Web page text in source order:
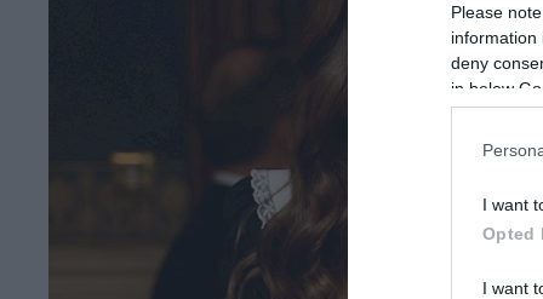
Please
information
deny
in below
I want
Opted
I want